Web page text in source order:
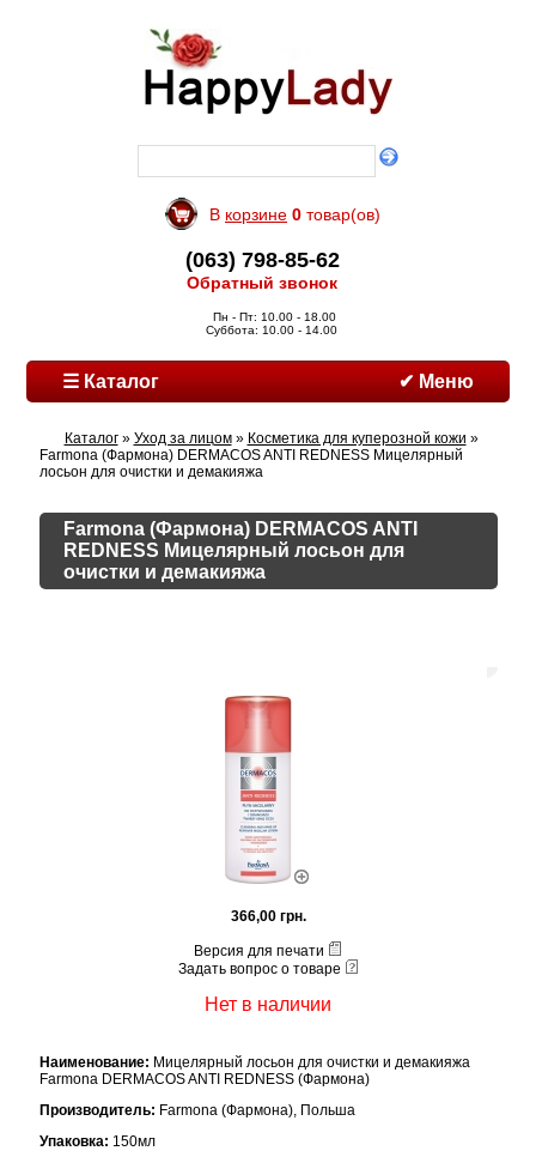
В корзине 0 товар(ов)
(063) 798-85-62
Обратный звонок
Пн - Пт: 10.00 - 18.00
Суббота: 10.00 - 14.00
☰ Каталог ✔ Меню
Каталог» Уход за лицом» Косметика для куперозной кожи »
Farmona (Фармона) DERMACOS ANTI REDNESS Мицелярный
лосьон для очистки и демакияжа
Farmona (Фармона) DERMACOS ANTI
REDNESS Мицелярный лосьон для
очистки и демакияжа
366,00 грн.
Версия для печати
Задать вопрос о товаре
Нет в наличии
Наименование: Мицелярный лосьон для очистки и демакияжа
Farmona DERMACOS ANTI REDNESS (Фармона)
Производитель: Farmona (Фармона), Польша
Упаковка: 150мл